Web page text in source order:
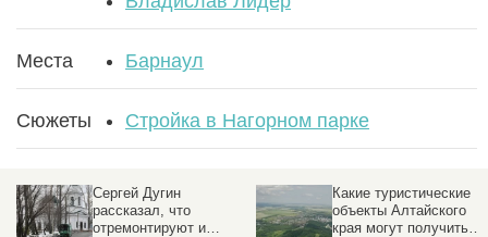
Места Барнаул
Сюжеты Стройка в Нагорном парке
Сергей Дугин
рассказал, что
отремонтируют и
Какие туристические
объекты Алтайского
края могут получить